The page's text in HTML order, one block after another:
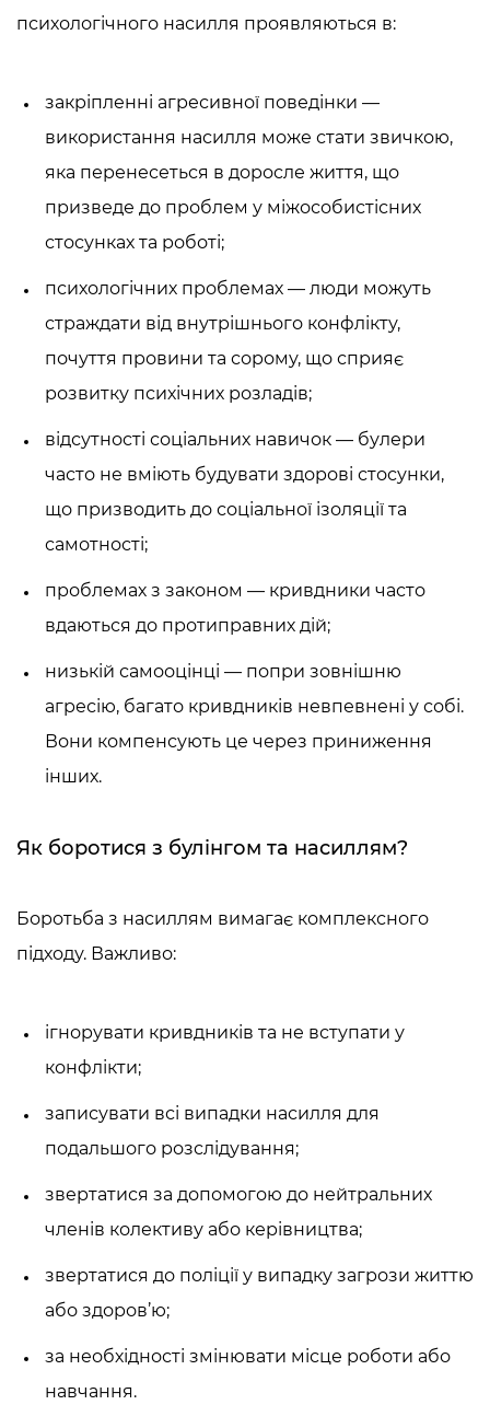
психологічного насилля проявляються в:
закріпленні агресивної поведінки —
використання насилля може стати звичкою,
яка перенесеться в доросле життя, що
призведе до проблем у міжособистісних
стосунках та роботі;
психологічних проблемах — люди можуть
страждати від внутрішнього конфлікту,
почуття провини та сорому, що сприяє
розвитку психічних розладів;
відсутності соціальних навичок — булери
часто не вміють будувати здорові стосунки,
що призводить до соціальної ізоляції та
самотності;
проблемах з законом — кривдники часто
вдаються до протиправних дій;
низькій самооцінці — попри зовнішню
агресію, багато кривдників невпевнені у собі.
Вони компенсують це через приниження
інших.
Як боротися з булінгом та насиллям?
Боротьба з насиллям вимагає комплексного
підходу. Важливо:
ігнорувати кривдників та не вступати у
конфлікти;
записувати всі випадки насилля для
подальшого розслідування;
звертатися за допомогою до нейтральних
членів колективу або керівництва;
звертатися до поліції у випадку загрози життю
або здоров’ю;
за необхідності змінювати місце роботи або
навчання.